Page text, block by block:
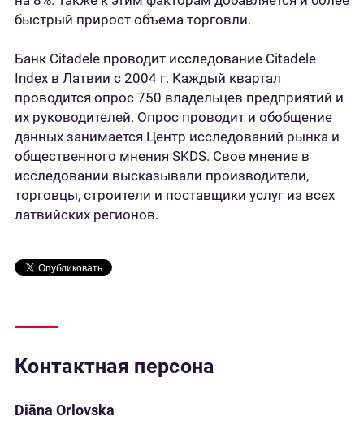
быстрый прирост объема торговли.
Банк Citadele проводит исследование Citadele
Index в Латвии с 2004 г. Каждый квартал
проводится опрос 750 владельцев предприятий и
их руководителей. Опрос проводит и обобщение
данных занимается Центр исследований рынка и
общественного мнения SKDS. Свое мнение в
исследовании высказывали производители,
торговцы, строители и поставщики услуг из всех
латвийских регионов.
Контактная персона
Diāna Orlovska